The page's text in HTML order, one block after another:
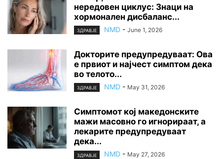
нередовен циклус: Знаци на
хормонален дисбаланс...
ЗДРАВЈЕ NMD - June 1, 2026
Докторите предупредуваат: Ова
е првиот и најчест симптом дека
во телото...
ЗДРАВЈЕ NMD - May 31, 2026
Симптомот кој македонските
мажи масовно го игнорираат, а
лекарите предупредуваат
дека...
ЗДРАВЈЕ NMD - May 27, 2026